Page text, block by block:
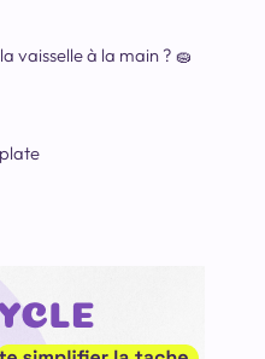
vaisselle à la main ? 🧽